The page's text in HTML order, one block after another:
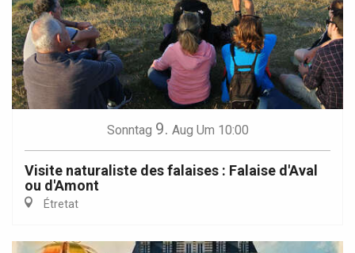
Sonntag 9. Aug Um 10:00
Visite naturaliste des falaises : Falaise d'Aval
ou d'Amont
Étretat